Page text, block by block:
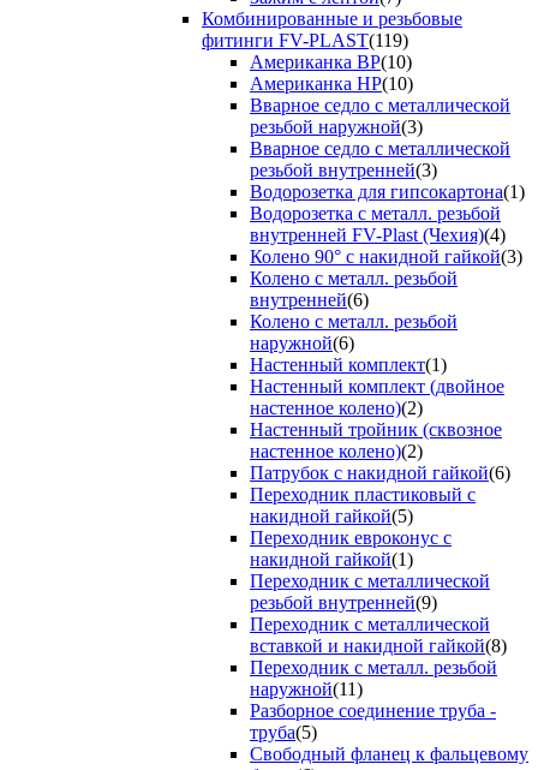
Комбинированные и резьбовые
фитинги FV-PLAST(119)
Американка ВР(10)
Американка НР(10)
Вварное седло с металлической
резьбой наружной(3)
Вварное седло с металлической
резьбой внутренней(3)
Водорозетка для гипсокартона(1)
Водорозетка с металл. резьбой
внутренней FV-Plast (Чехия)(4)
Колено 90° с накидной гайкой(3)
Колено с металл. резьбой
внутренней(6)
Колено с металл. резьбой
наружной(6)
Настенный комплект(1)
Настенный комплект (двойное
настенное колено)(2)
Настенный тройник (сквозное
настенное колено)(2)
Патрубок с накидной гайкой(6)
Переходник пластиковый с
накидной гайкой(5)
Переходник евроконус с
накидной гайкой(1)
Переходник с металлической
резьбой внутренней(9)
Переходник с металлической
вставкой и накидной гайкой(8)
Переходник с металл. резьбой
наружной(11)
Разборное соединение труба -
труба(5)
Свободный фланец к фальцевому